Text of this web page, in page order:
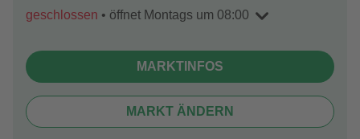
geschlossen • öffnet Montags um 08:00
MARKTINFOS
MARKT ÄNDERN